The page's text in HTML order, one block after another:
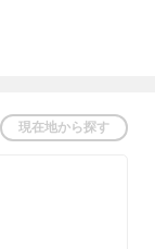
現在地から探す